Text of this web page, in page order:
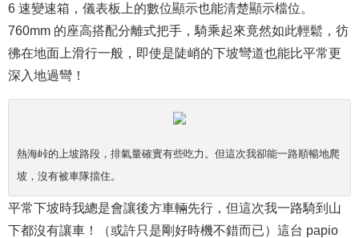
6 速變速箱，儀表板上的數位顯示也能清楚顯示檔位。
760mm 的座高搭配分離式把手，騎乘起來竟然如此輕鬆，彷
彿在地面上滑行一般，即使是陡峭的下坡彎道也能比平常更
深入地過彎！
熱海峠的上坡路段，排氣量確實有些吃力。但這次我卻能一路順暢地爬
坡，沒有被車隊擋住。
平常下坡時我總是會讓後方車輛先行，但這次我一路騎到山
下都沒有讓車！（或許只是剛好時機不錯而已）這台 papio